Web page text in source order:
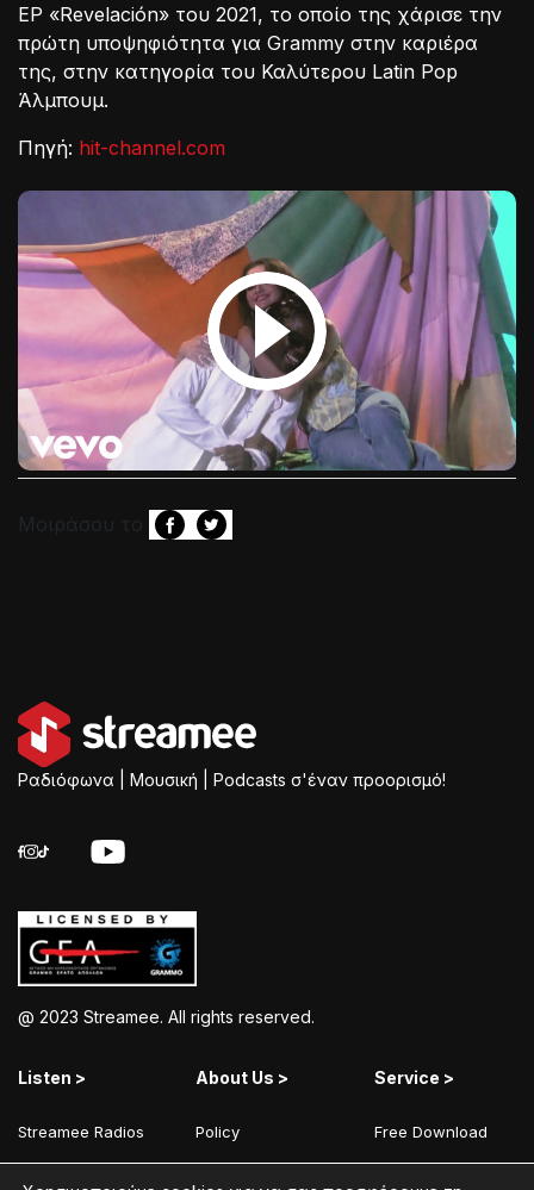
EP «Revelación» του 2021, το οποίο της χάρισε την
πρώτη υποψηφιότητα για Grammy στην καριέρα
της, στην κατηγορία του Καλύτερου Latin Pop
Άλμπουμ.
Πηγή: hit-channel.com
Μοιράσου το
Ραδιόφωνα | Μουσική | Podcasts σ'έναν προορισμό!
@ 2023 Streamee. All rights reserved.
Listen >
Streamee Radios
Moods
About Us >
Policy
Terms of Use
Service >
Free Download
Add Your Station